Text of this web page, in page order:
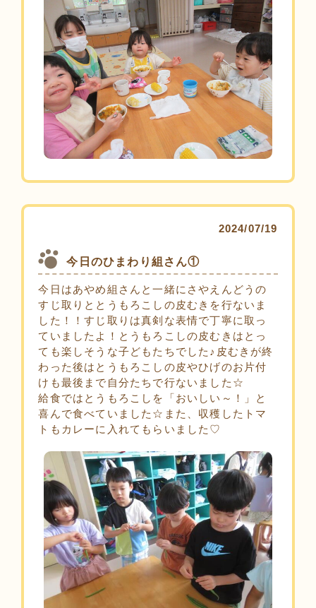
2024/07/19
今日のひまわり組さん①
今日はあやめ組さんと一緒にさやえんどうの
すじ取りととうもろこしの皮むきを行ないま
した！！すじ取りは真剣な表情で丁寧に取っ
ていましたよ！とうもろこしの皮むきはとっ
ても楽しそうな子どもたちでした♪皮むきが終
わった後はとうもろこしの皮やひげのお片付
けも最後まで自分たちで行ないました☆
給食ではとうもろこしを「おいしい～！」と
喜んで食べていました☆また、収穫したトマ
トもカレーに入れてもらいました♡